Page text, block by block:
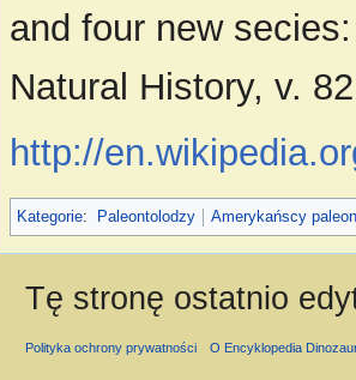
and four new
Natural History, v.
http://
Kategorie: Paleontolodzy Amerykańscy
Tę stronę ostatnio
Polityka ochrony prywatności O Encyklopedia